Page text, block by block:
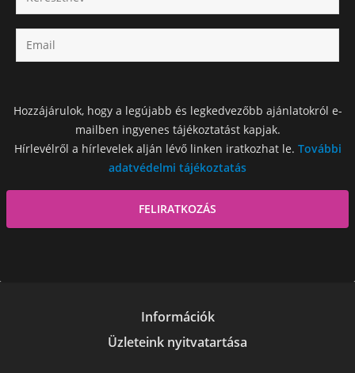
Hozzájárulok, hogy a legújabb és legkedvezőbb ajánlatokról e-
mailben ingyenes tájékoztatást kapjak.
Hírlevélről a hírlevelek alján lévő linken iratkozhat le. További
adatvédelmi tájékoztatás
Információk
Üzleteink nyitvatartása